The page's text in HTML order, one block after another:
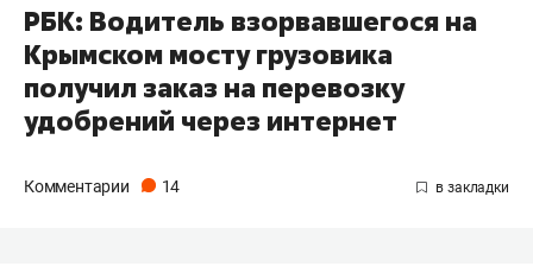
РБК: Водитель взорвавшегося на
Крымском мосту грузовика
получил заказ на перевозку
удобрений через интернет
Комментарии 14